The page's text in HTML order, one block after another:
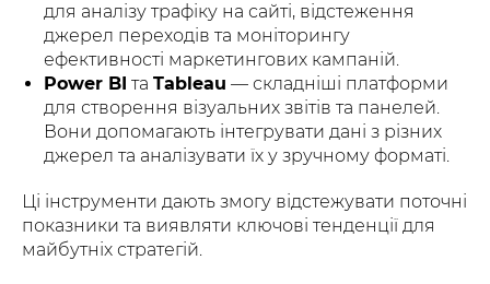
для аналізу трафіку на сайті, відстеження
джерел переходів та моніторингу
ефективності маркетингових кампаній.
Power BI та Tableau — складніші платформи
для створення візуальних звітів та панелей.
Вони допомагають інтегрувати дані з різних
джерел та аналізувати їх у зручному форматі.
Ці інструменти дають змогу відстежувати поточні
показники та виявляти ключові тенденції для
майбутніх стратегій.